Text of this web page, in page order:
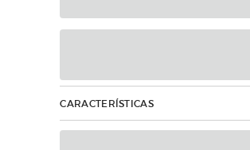
CARACTERÍSTICAS